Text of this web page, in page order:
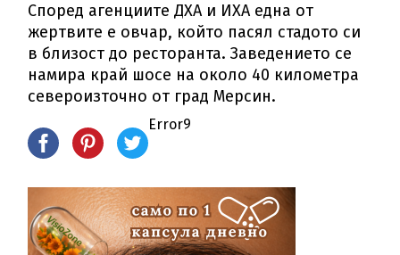
Според агенциите ДХА и ИХА една от
жертвите е овчар, който пасял стадото си
в близост до ресторанта. Заведението се
намира край шосе на около 40 километра
североизточно от град Мерсин.
Error9